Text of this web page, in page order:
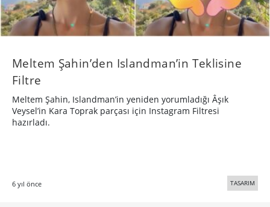
Meltem Şahin’den Islandman’in Teklisine
Filtre
Meltem Şahin, Islandman’in yeniden yorumladığı Âşık
Veysel’in Kara Toprak parçası için Instagram Filtresi
hazırladı.
6 yıl önce TASARIM